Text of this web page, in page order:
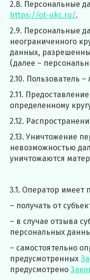
2.8. Персональные
https://ot-ukc.ru/.
2.9. Персональные
неограниченного
данных,
(далее –
2.10. Пользователь
2.11.
определенному
2.12.
2.13. Уничтожение
невозможностью
уничтожаются
3.1. Оператор имеет
– получать от
– в случае отзыва
персональных
– самостоятельно
предусмотренных
предусмотрено